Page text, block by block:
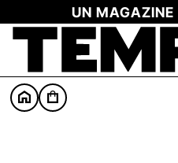
UN MAGAZINE